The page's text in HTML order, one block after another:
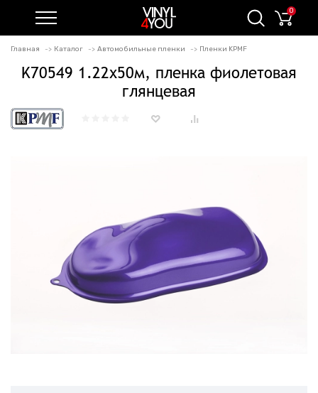
0
Главная Каталог Автомобильные пленки Пленки KPMF
K70549 1.22х50м, пленка фиолетовая
глянцевая